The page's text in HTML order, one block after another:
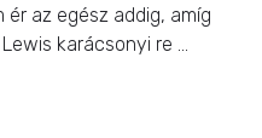
ér az egész addig, amíg
karácsonyi re ...